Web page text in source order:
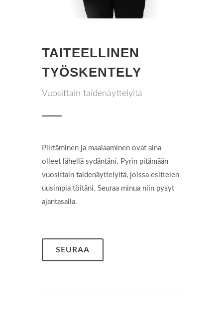
TAITEELLINEN
TYÖSKENTELY
Vuosittain taidenäyttelyitä
Piirtäminen ja maalaaminen ovat aina
olleet lähellä sydäntäni. Pyrin pitämään
vuosittain taidenäyttelyitä, joissa esittelen
uusimpia töitäni. Seuraa minua niin pysyt
ajantasalla.
SEURAA